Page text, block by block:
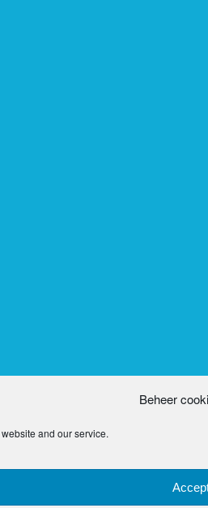
Beheer
and our service.